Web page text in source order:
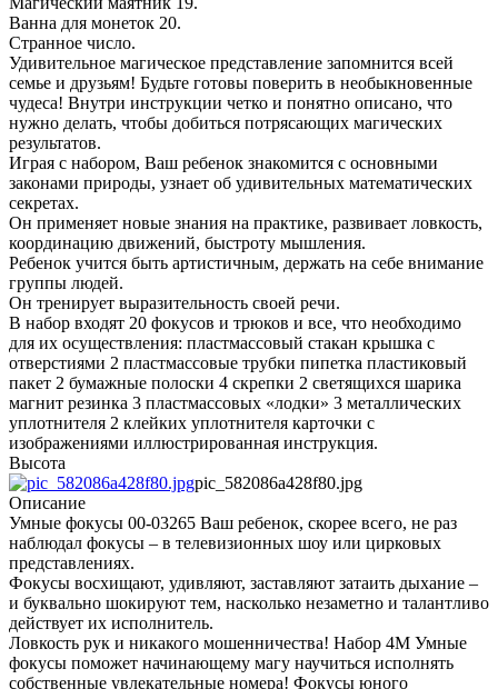
Ванна для монеток 20.
Странное число.
Удивительное магическое представление запомнится всей
семье и друзьям! Будьте готовы поверить в необыкновенные
чудеса! Внутри инструкции четко и понятно описано, что
нужно делать, чтобы добиться потрясающих магических
результатов.
Играя с набором, Ваш ребенок знакомится с основными
законами природы, узнает об удивительных математических
секретах.
Он применяет новые знания на практике, развивает ловкость,
координацию движений, быстроту мышления.
Ребенок учится быть артистичным, держать на себе внимание
группы людей.
Он тренирует выразительность своей речи.
В набор входят 20 фокусов и трюков и все, что необходимо
для их осуществления: пластмассовый стакан крышка с
отверстиями 2 пластмассовые трубки пипетка пластиковый
пакет 2 бумажные полоски 4 скрепки 2 светящихся шарика
магнит резинка 3 пластмассовых «лодки» 3 металлических
уплотнителя 2 клейких уплотнителя карточки с
изображениями иллюстрированная инструкция.
Высота
pic_582086a428f80.jpg
Описание
Умные фокусы 00-03265 Ваш ребенок, скорее всего, не раз
наблюдал фокусы – в телевизионных шоу или цирковых
представлениях.
Фокусы восхищают, удивляют, заставляют затаить дыхание –
и буквально шокируют тем, насколько незаметно и талантливо
действует их исполнитель.
Ловкость рук и никакого мошенничества! Набор 4M Умные
фокусы поможет начинающему магу научиться исполнять
собственные увлекательные номера! Фокусы юного